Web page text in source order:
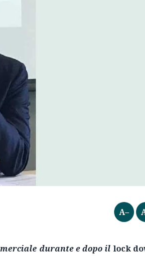
A–
durante e dopo il lock